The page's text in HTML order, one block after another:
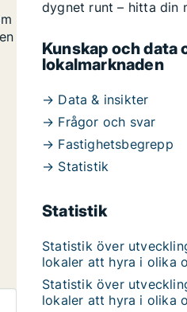
dygnet runt – hitta din
Kunskap och data
lokalmarknaden
→ Data & insikter
→ Frågor och svar
→ Fastighetsbegrepp
→ Statistik
Statistik
Statistik över
lokaler att hyra i olika
Statistik över
lokaler att hyra i olika